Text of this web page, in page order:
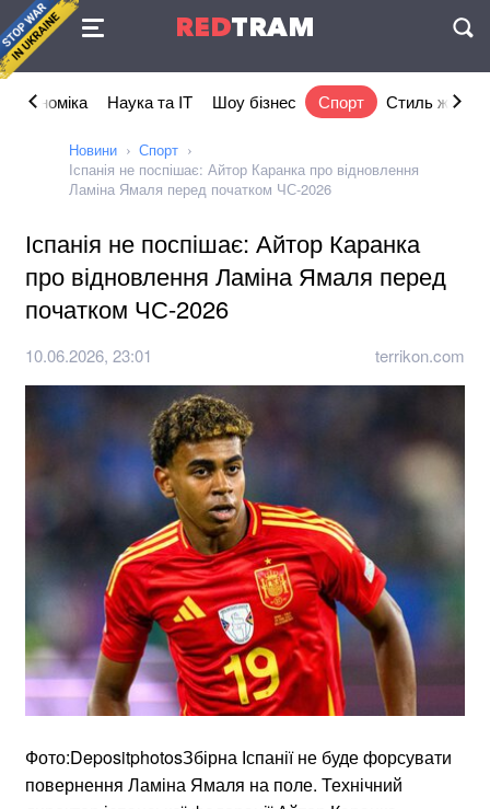
REDTRAM
Угода
Економіка Наука та IT Шоу бізнес Спорт Стиль життя
Новини
Спорт
Іспанія не поспішає: Айтор Каранка про відновлення
Ламіна Ямаля перед початком ЧС-2026
Іспанія не поспішає: Айтор Каранка
про відновлення Ламіна Ямаля перед
початком ЧС-2026
10.06.2026, 23:01 terrikon.com
Фото:DepositphotosЗбірна Іспанії не буде форсувати
повернення Ламіна Ямаля на поле. Технічний